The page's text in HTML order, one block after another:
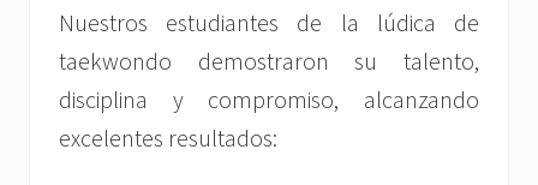
Nuestros estudiantes de la lúdica de
taekwondo demostraron su talento,
disciplina y compromiso, alcanzando
excelentes resultados: